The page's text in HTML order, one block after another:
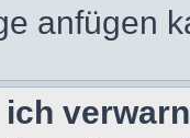
anfügen
ich